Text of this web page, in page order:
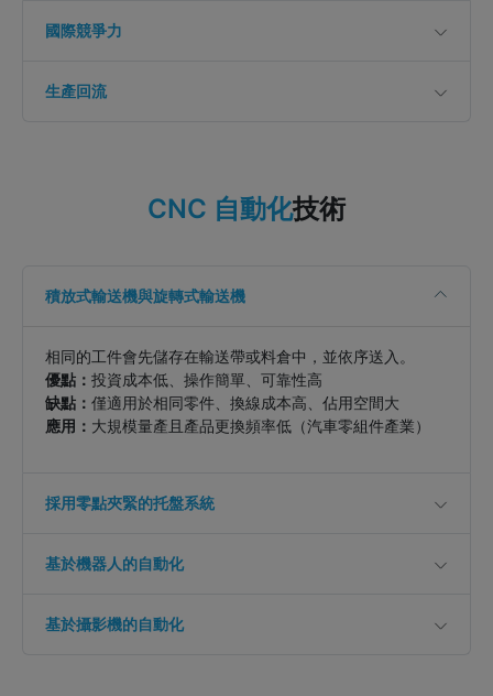
國際競爭力
生產回流
CNC 自動化技術
積放式輸送機與旋轉式輸送機
相同的工件會先儲存在輸送帶或料倉中，並依序送入。
優點： 投資成本低、操作簡單、可靠性高
缺點： 僅適用於相同零件、換線成本高、佔用空間大
應用： 大規模量產且產品更換頻率低（汽車零組件產業）
採用零點夾緊的托盤系統
基於機器人的自動化
基於攝影機的自動化